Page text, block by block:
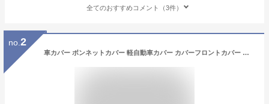
全てのおすすめコメント（3件）
no. 2
車カバー ボンネットカバー 軽自動車カバー カバーフロントカバー ハーフ 簡単 前だけ テマカバー カーカバー ボディーカバー 車体カバー 紫外線 保護 劣化 色あせ 塗装保護 ヘッドライト 軽自動車 軽自動車用 アラデン 最大車長3.40m 最大車幅1.48m ハーフカバー 車 カバー